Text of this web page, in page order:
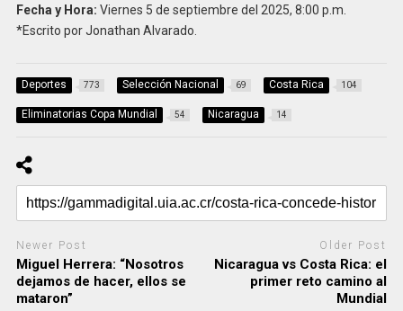
Fecha y Hora: Viernes 5 de septiembre del 2025, 8:00 p.m.
*Escrito por Jonathan Alvarado.
Deportes 773 Selección Nacional 69 Costa Rica 104
Eliminatorias Copa Mundial 54 Nicaragua 14
Newer Post
Miguel Herrera: “Nosotros
dejamos de hacer, ellos se
mataron”
Older Post
Nicaragua vs Costa Rica: el
primer reto camino al
Mundial